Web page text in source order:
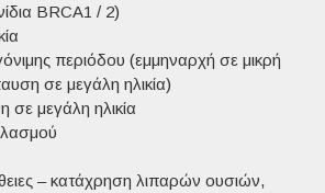
BRCA1 / 2)
περιόδου (εμμηναρχή σε μικρή
σε μεγάλη ηλικία)
μεγάλη ηλικία
– κατάχρηση λιπαρών ουσιών,